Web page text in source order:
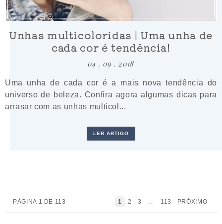
Unhas multicoloridas | Uma unha de
cada cor é tendência!
04 . 09 . 2018
Uma unha de cada cor é a mais nova tendência do
universo de beleza. Confira agora algumas dicas para
arrasar com as unhas multicol...
LER ARTIGO
PÁGINA 1 DE 113 1 2 3 113 PRÓXIMO